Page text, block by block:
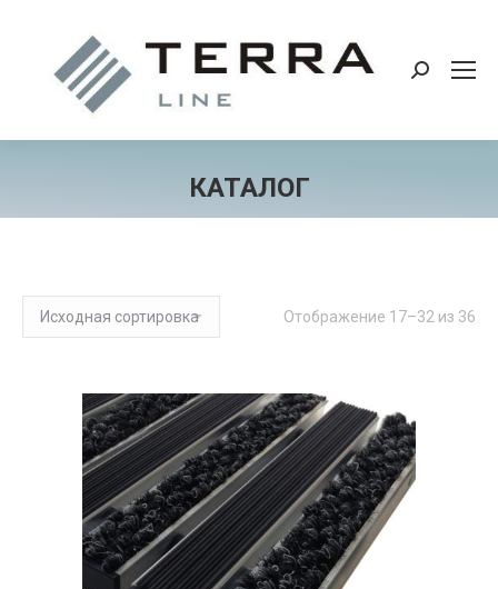
Поиск:
КАТАЛОГ
Отображение 17–32 из 36